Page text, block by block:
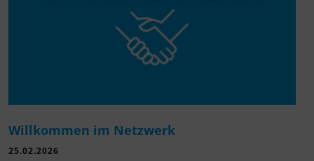
Willkommen im Netzwerk
25.02.2026